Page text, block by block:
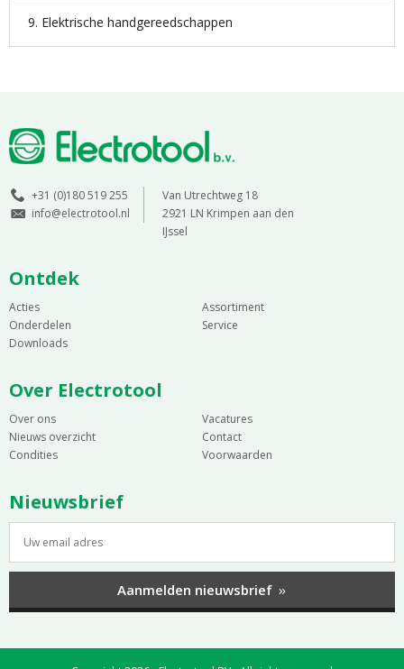
9. Elektrische handgereedschappen
+31 (0)180 519 255
info@electrotool.nl
Van Utrechtweg 18
2921 LN Krimpen aan den
IJssel
Ontdek
Acties
Assortiment
Onderdelen
Service
Downloads
Over Electrotool
Over ons
Vacatures
Nieuws overzicht
Contact
Condities
Voorwaarden
Nieuwsbrief
Aanmelden nieuwsbrief